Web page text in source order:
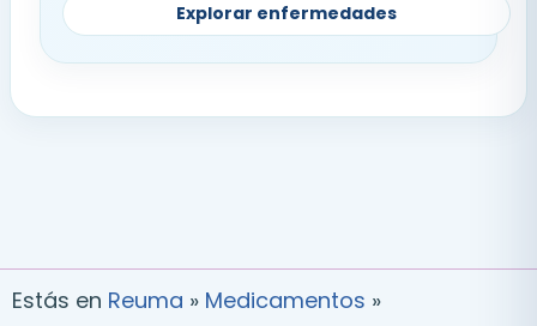
Explorar enfermedades
Estás en Reuma » Medicamentos »